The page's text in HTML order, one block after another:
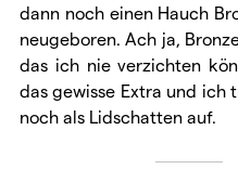
dann noch einen Hauch
neugeboren. Ach ja,
das ich nie verzichten
das gewisse Extra und ich
noch als Lidschatten auf.